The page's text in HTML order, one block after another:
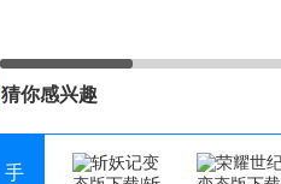
猜你感兴趣
手